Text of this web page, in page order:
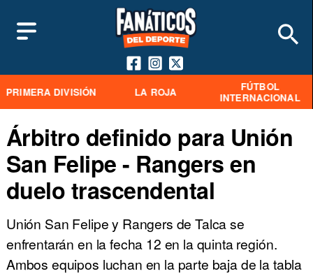
PRIMERA DIVISIÓN LA ROJA
FÚTBOL
INTERNACIONAL
Árbitro definido para Unión
San Felipe - Rangers en
duelo trascendental
Unión San Felipe y Rangers de Talca se
enfrentarán en la fecha 12 en la quinta región.
Ambos equipos luchan en la parte baja de la tabla